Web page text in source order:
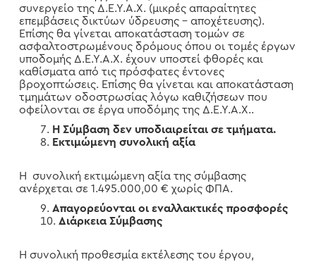
συνεργείο της Δ.Ε.Υ.Α.Χ. (μικρές απαραίτητες
επεμβάσεις δικτύων ύδρευσης – αποχέτευσης).
Επίσης θα γίνεται αποκατάσταση τομών σε
ασφαλτοστρωμένους δρόμους όπου οι τομές έργων
υποδομής Δ.Ε.Υ.Α.Χ. έχουν υποστεί φθορές και
καθίσματα από τις πρόσφατες έντονες
βροχοπτώσεις. Επίσης θα γίνεται και αποκατάσταση
τμημάτων οδοστρωσίας λόγω καθιζήσεων που
οφείλονται σε έργα υποδόμης της Δ.Ε.Υ.Α.Χ..
Η Σύμβαση δεν υποδιαιρείται σε τμήματα.
Εκτιμώμενη συνολική αξία
Η συνολική εκτιμώμενη αξία της σύμβασης
ανέρχεται σε 1.495.000,00 € χωρίς ΦΠΑ.
Απαγορεύονται οι εναλλακτικές προσφορές
Διάρκεια Σύ­μβασης
Η συνολική προθεσμία εκτέλεσης του έργου,